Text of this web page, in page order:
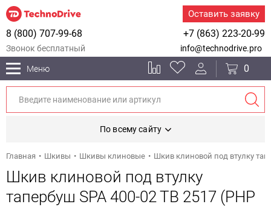
Оставить заявку
+7 (863) 223-20-99
8 (800) 707-99-68
Звонок бесплатный info@technodrive.pro
Меню 0
По всему сайту
Главная Шкивы Шкивы клиновые Шкив клиновой под втулку
Шкив клиновой под втулку
тапербуш SPA 400-02 TB 2517 (PHP